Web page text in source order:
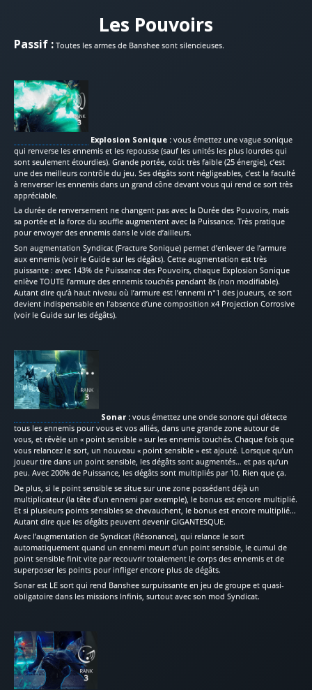
Les Pouvoirs
Passif : Toutes les armes de Banshee sont silencieuses.
Explosion Sonique : vous émettez une vague sonique
qui renverse les ennemis et les repousse (sauf les unités les plus lourdes qui
sont seulement étourdies). Grande portée, coût très faible (25 énergie), c’est
une des meilleurs contrôle du jeu. Ses dégâts sont négligeables, c’est la faculté
à renverser les ennemis dans un grand cône devant vous qui rend ce sort très
appréciable.
La durée de renversement ne changent pas avec la Durée des Pouvoirs, mais
sa portée et la force du souffle augmentent avec la Puissance. Très pratique
pour envoyer des ennemis dans le vide d’ailleurs.
Son augmentation Syndicat (Fracture Sonique) permet d’enlever de l’armure
aux ennemis (voir le Guide sur les dégâts). Cette augmentation est très
puissante : avec 143% de Puissance des Pouvoirs, chaque Explosion Sonique
enlève TOUTE l’armure des ennemis touchés pendant 8s (non modifiable).
Autant dire qu’à haut niveau où l’armure est l’ennemi n°1 des joueurs, ce sort
devient indispensable en l’absence d’une composition x4 Projection Corrosive
(voir le Guide sur les dégâts).
Sonar : vous émettez une onde sonore qui détecte
tous les ennemis pour vous et vos alliés, dans une grande zone autour de
vous, et révèle un « point sensible » sur les ennemis touchés. Chaque fois que
vous relancez le sort, un nouveau « point sensible » est ajouté. Lorsque qu’un
joueur tire dans un point sensible, les dégâts sont augmentés… et pas qu’un
peu. Avec 200% de Puissance, les dégâts sont multipliés par 10. Rien que ça.
De plus, si le point sensible se situe sur une zone possédant déjà un
multiplicateur (la tête d’un ennemi par exemple), le bonus est encore multiplié.
Et si plusieurs points sensibles se chevauchent, le bonus est encore multiplié…
Autant dire que les dégâts peuvent devenir GIGANTESQUE.
Avec l’augmentation de Syndicat (Résonance), qui relance le sort
automatiquement quand un ennemi meurt d’un point sensible, le cumul de
point sensible finit vite par recouvrir totalement le corps des ennemis et de
superposer les points pour infliger encore plus de dégâts.
Sonar est LE sort qui rend Banshee surpuissante en jeu de groupe et quasi-
obligatoire dans les missions Infinis, surtout avec son mod Syndicat.